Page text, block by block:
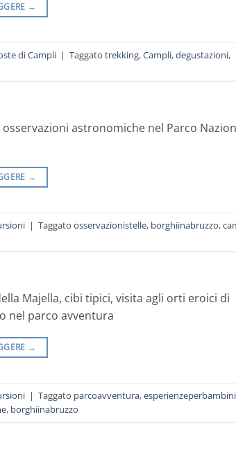
→
di Campli | Taggato trekking,Campli,degustazioni,
astronomiche nel Parco
→
| Taggato osservazionistelle, borghiinabruzzo,
Majella, cibi tipici, visita agli orti eroici di
nel parco avventura
→
| Taggato parcoavventura,esperienzeperbambini
, borghiinabruzzo